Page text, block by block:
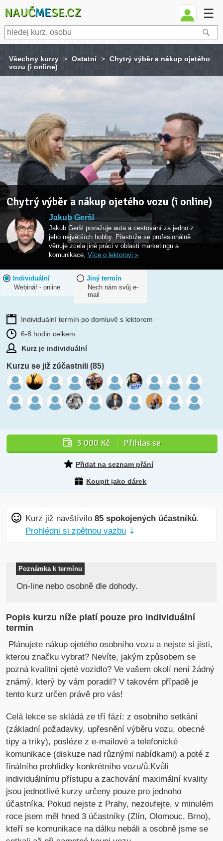
NAUČMESE.CZ ☰
Všechny kurzy > Ostatní > Chytrý výběr a nákup ojetého
vozu (i online)
Chytrý výběr a nákup ojetého vozu (i online)
Jakub Geršl
Jakub Geršl považuje auta a cestování za jedno z
jeho největších hobby. Přestože se profesionálně
věnuje zcela jiné práci v oblasti marketingu a
komunikace, Více o lektorovi »
Individuální
Webinář - online
Jiný termín
Nech nám svůj e-
mail
Individuální termín po domluvě s lektorem
6-8 hodin celkem
Kurz je individuální
Kurzu se již zúčastnili (85)
3 000 Kč Přihlas se
Přidat na seznam přání
Koupit jako dárek
Kurz již navštívilo85 spokojených účastníků.
Prohlédni si zpětnou vazbu ⇣
Poznámka k termínu
On-line nebo osobně dle dohody.
Popis kurzu níže platí pouze pro individuální
termín
Plánujete nákup ojetého osobního vozu a nejste si jisti,
kterou značku vybrat? Nevíte, jakým způsobem se
pozná kvalitní ojeté vozidlo? Ve vašem okolí není žádný
známý, který by vám poradil? V takovém případě je
tento kurz určen právě pro vás!
Celá lekce se skládá ze tří fází: z osobního setkání
(základní požadavky, upřesnění výběru vozu, obecné
tipy a triky), posléze z e-mailové a telefonické
komunikace (diskuze nad různými nabídkami) a poté z
finálního prohlídky konkrétního vozu/ů.Kvůli
individuálnímu přístupu a zachování maximální kvality
jsou jednotlivé kurzy určeny pouze pro jednoho
účastníka. Pokud nejste z Prahy, nezoufejte, v minulém
roce jsem měl hned 3 účastníky (Zlín, Olomouc, Brno),
kteří se komunikace na dálku nebáli a osobně jsme se